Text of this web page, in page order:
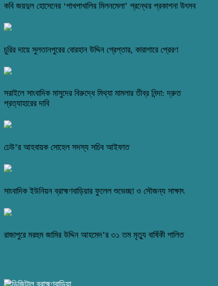
কবি জয়দুল হোসেনের ‘পাখপাখালির মিলনমেলা’ গ্রন্থের প্রকাশনা উৎসব
চুরির দায়ে সুলতানপুরের বোরহান উদ্দিন গ্রেপ্তার, কারাগারে প্রেরণ
সরাইলে সাংবাদিক মাসুদের বিরুদ্ধে মিথ্যা মামলার তীব্র নিন্দা: দ্রুত
প্রত্যাহারের দাবি
ঢেউ’র আহবায়ক সোহেল সদস্য সচিব আইফাত
সাংবাদিক ইউনিয়ন ব্রাহ্মণবাড়িয়ার ফুলেল শুভেচ্ছা ও সৌজন্য সাক্ষাৎ
রাজাপুরে মরহুম জামির উদ্দিন আহমেদ’র ৩১ তম মৃত্যু বার্ষিকী পালিত